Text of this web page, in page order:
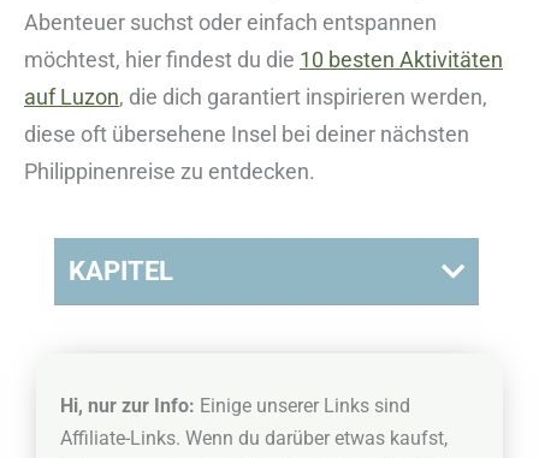
Abenteuer suchst oder einfach entspannen
möchtest, hier findest du die 10 besten Aktivitäten
auf Luzon, die dich garantiert inspirieren werden,
diese oft übersehene Insel bei deiner nächsten
Philippinenreise zu entdecken.
KAPITEL
Hi, nur zur Info: Einige unserer Links sind
Affiliate-Links. Wenn du darüber etwas kaufst,